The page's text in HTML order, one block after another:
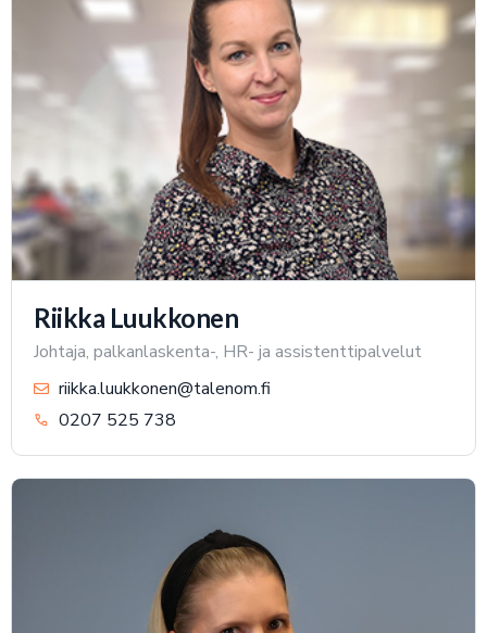
Riikka Luukkonen
Johtaja, palkanlaskenta-, HR- ja assistenttipalvelut
riikka.luukkonen@talenom.fi
0207 525 738